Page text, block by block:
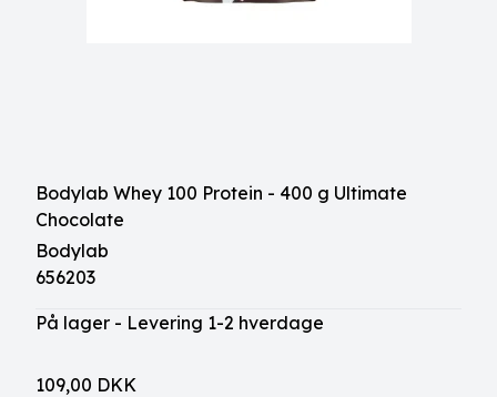
Bodylab Whey 100 Protein - 400 g Ultimate
Chocolate
Bodylab
656203
På lager - Levering 1-2 hverdage
109,00 DKK